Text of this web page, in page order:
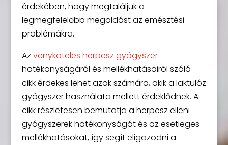
érdekében, hogy megtaláljuk a
legmegfelelőbb megoldást az emésztési
problémákra.
Az venyköteles herpesz gyógyszer
hatékonyságáról és mellékhatásairól szóló
cikk érdekes lehet azok számára, akik a laktulóz
gyógyszer használata mellett érdeklődnek. A
cikk részletesen bemutatja a herpesz elleni
gyógyszerek hatékonyságát és az esetleges
mellékhatásokat, így segít eligazodni a